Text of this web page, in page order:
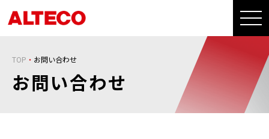
TOP お問い合わせ
お問い合わせ